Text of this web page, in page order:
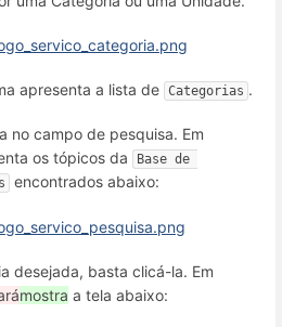
apresenta a lista de Categorias .
no campo de pesquisa. Em
os tópicos da
Base de
encontrados abaixo:
desejada, basta clicá-la. Em
mostra a tela abaixo: